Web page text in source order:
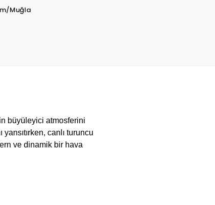
Muğla
büyüleyici atmosferini
canlı turuncu
ve dinamik bir hava